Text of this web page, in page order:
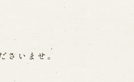
関連施設
いませ。